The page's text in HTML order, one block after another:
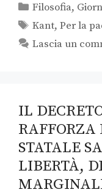
Filosofia,
Kant,Per la
Lascia un
IL
RAFFORZA
STATALE
LIBERTÀ,